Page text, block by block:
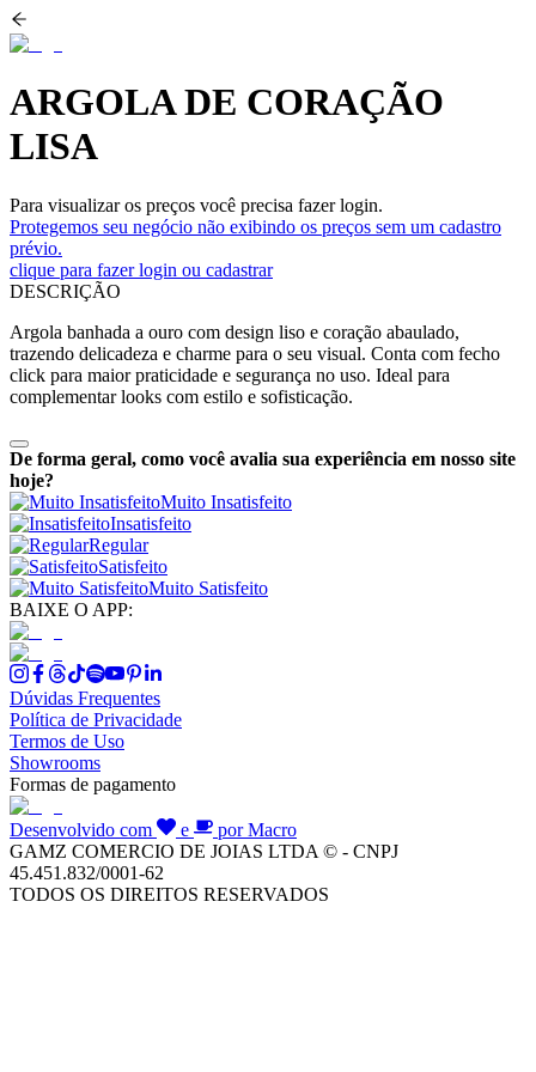
ARGOLA DE CORAÇÃO
LISA
Para visualizar os preços você precisa fazer login.
Protegemos seu negócio não exibindo os preços sem um cadastro
prévio.
clique para fazer login ou cadastrar
DESCRIÇÃO
Argola banhada a ouro com design liso e coração abaulado,
trazendo delicadeza e charme para o seu visual. Conta com fecho
click para maior praticidade e segurança no uso. Ideal para
complementar looks com estilo e sofisticação.
De forma geral, como você avalia sua experiência em nosso site
hoje?
Muito Insatisfeito
Insatisfeito
Regular
Satisfeito
Muito Satisfeito
BAIXE O APP:
Dúvidas Frequentes
Política de Privacidade
Termos de Uso
Showrooms
Formas de pagamento
Desenvolvido com e
por Macro
GAMZ COMERCIO DE JOIAS LTDA © - CNPJ
45.451.832/0001-62
TODOS OS DIREITOS RESERVADOS